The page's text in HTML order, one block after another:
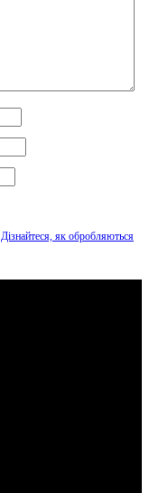
Дізнайтеся, як обробляються